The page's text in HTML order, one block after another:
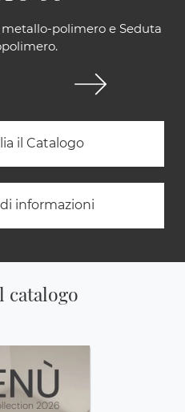
polimero e Seduta
il Catalogo
informazioni
catalogo